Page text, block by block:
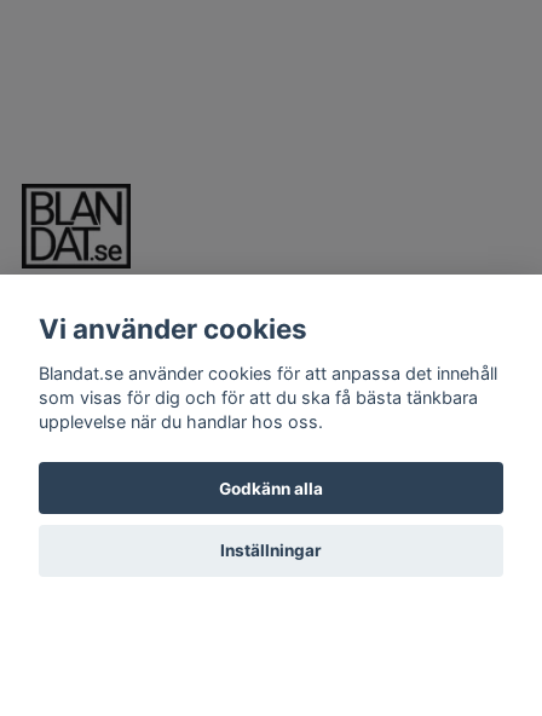
LÄS MER
Kontakt
Köpvillkor
Vi använder cookies
Blandat.se använder cookies för att anpassa det innehåll
som visas för dig och för att du ska få bästa tänkbara
upplevelse när du handlar hos oss.
Godkänn alla
Inställningar